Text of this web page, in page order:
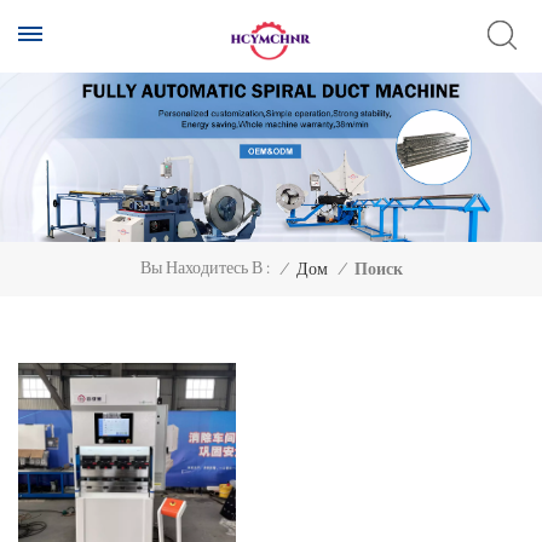
Вы Находитесь В : / Дом / Поиск